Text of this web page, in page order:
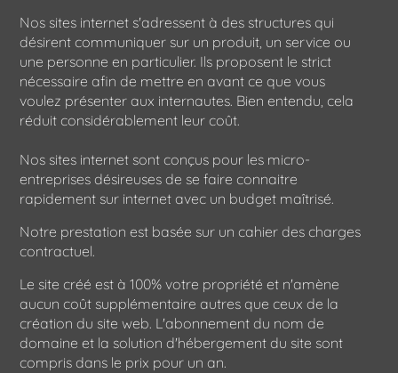
Nos sites internet s'adressent à des structures qui
désirent communiquer sur un produit, un service ou
une personne en particulier. Ils proposent le strict
nécessaire afin de mettre en avant ce que vous
voulez présenter aux internautes. Bien entendu, cela
réduit considérablement leur coût.
Nos sites internet sont conçus pour les micro-
entreprises désireuses de se faire connaitre
rapidement sur internet avec un budget maîtrisé.
Notre prestation est basée sur un cahier des charges
contractuel.
Le site créé est à 100% votre propriété et n'amène
aucun coût supplémentaire autres que ceux de la
création du site web. L'abonnement du nom de
domaine et la solution d'hébergement du site sont
compris dans le prix pour un an.